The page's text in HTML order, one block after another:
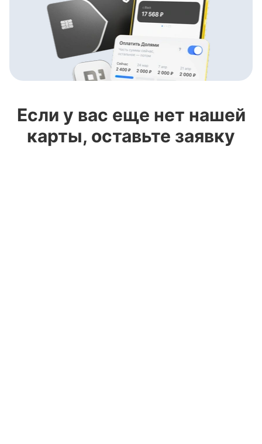
Если у вас еще нет нашей
карты, оставьте заявку